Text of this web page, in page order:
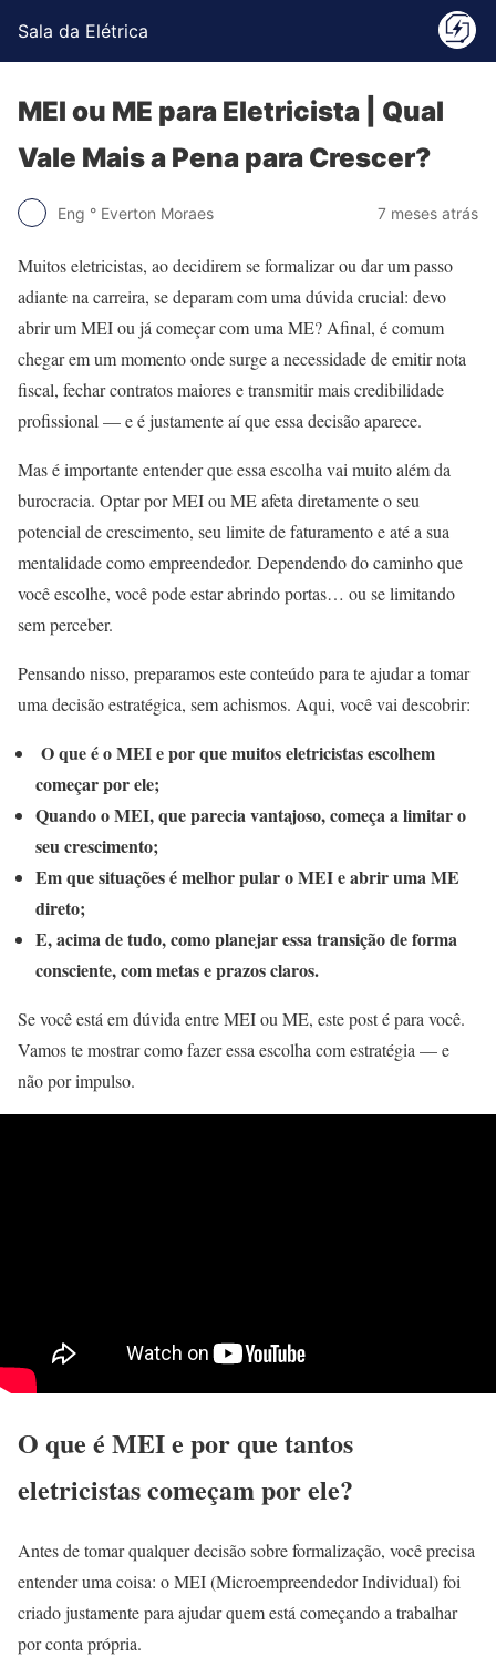
Sala da Elétrica
MEI ou ME para Eletricista | Qual
Vale Mais a Pena para Crescer?
Eng ° Everton Moraes 7 meses atrás
Muitos eletricistas, ao decidirem se formalizar ou dar um passo
adiante na carreira, se deparam com uma dúvida crucial: devo
abrir um MEI ou já começar com uma ME? Afinal, é comum
chegar em um momento onde surge a necessidade de emitir nota
fiscal, fechar contratos maiores e transmitir mais credibilidade
profissional — e é justamente aí que essa decisão aparece.
Mas é importante entender que essa escolha vai muito além da
burocracia. Optar por MEI ou ME afeta diretamente o seu
potencial de crescimento, seu limite de faturamento e até a sua
mentalidade como empreendedor. Dependendo do caminho que
você escolhe, você pode estar abrindo portas… ou se limitando
sem perceber.
Pensando nisso, preparamos este conteúdo para te ajudar a tomar
uma decisão estratégica, sem achismos. Aqui, você vai descobrir:
O que é o MEI e por que muitos eletricistas escolhem
começar por ele;
Quando o MEI, que parecia vantajoso, começa a limitar o
seu crescimento;
Em que situações é melhor pular o MEI e abrir uma ME
direto;
E, acima de tudo, como planejar essa transição de forma
consciente, com metas e prazos claros.
Se você está em dúvida entre MEI ou ME, este post é para você.
Vamos te mostrar como fazer essa escolha com estratégia — e
não por impulso.
O que é MEI e por que tantos
eletricistas começam por ele?
Antes de tomar qualquer decisão sobre formalização, você precisa
entender uma coisa: o MEI (Microempreendedor Individual) foi
criado justamente para ajudar quem está começando a trabalhar
por conta própria.